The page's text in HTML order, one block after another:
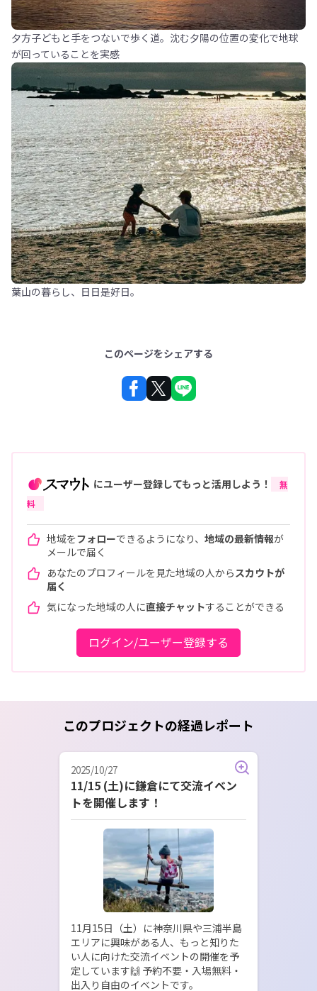
夕方子どもと手をつないで歩く道。沈む夕陽の位置の変化で地球
が回っていることを実感
葉山の暮らし、日日是好日。
このページをシェアする
にユーザー登録してもっと活用しよう！
無
料
地域をフォローできるようになり、 地域の最新情報が
メールで届く
あなたのプロフィールを見た地域の人から スカウトが
届く
気になった地域の人に直接チャットすることができる
ログイン/ユーザー登録する
このプロジェクトの経過レポート
2025/10/27
11/15 (土)に鎌倉にて交流イベン
トを開催します！
11月15日（土）に神奈川県や三浦半島
エリアに興味がある人、もっと知りた
い人に向けた交流イベントの開催を予
定しています🙌 予約不要・入場無料・
出入り自由のイベントです。